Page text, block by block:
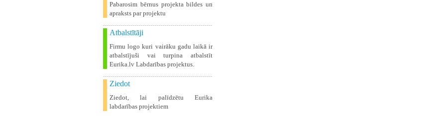
Pabarosim bērnus projekta bildes un
apraksts par projektu
Atbalstītāji
Firmu logo kuri vairāku gadu laikā ir
atbalstījuši vai turpina atbalstīt
Eurika.lv Labdarības projektus.
Ziedot
Ziedot, lai palīdzētu Eurika
labdarības projektiem